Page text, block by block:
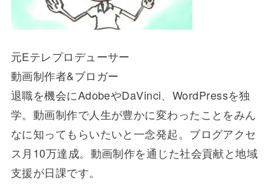
元Eテレプロデューサー
動画制作者&ブロガー
退職を機会にAdobeやDaVinci、WordPressを独
学。動画制作で人生が豊かに変わったことをみん
なに知ってもらいたいと一念発起。ブログアクセ
ス月10万達成。動画制作を通じた社会貢献と地域
支援が日課です。